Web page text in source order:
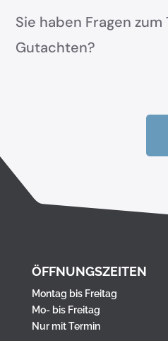
Sie haben Fragen
Gutachten?
ÖFFNUNGSZEITEN
Montag bis Freitag
Mo- bis Freitag
Nur mit Termin